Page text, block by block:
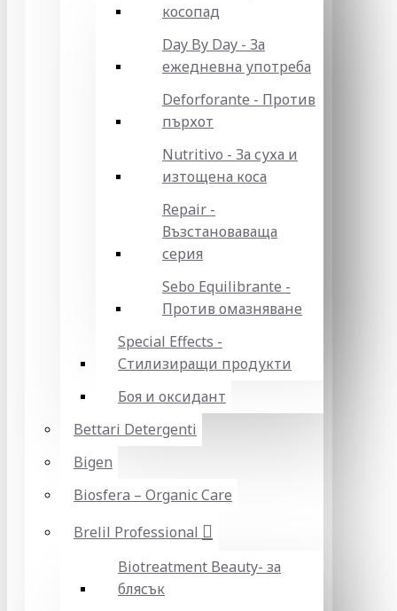
косопад
Day By Day - За
ежедневна употреба
Deforforante - Против
пърхот
Nutritivo - За суха и
изтощена коса
Repair -
Възстановаваща
серия
Sebo Equilibrante -
Против омазняване
Special Effects -
Стилизиращи продукти
Боя и оксидант
Bettari Detergenti
Bigen
Biosfera – Organic Care
Brelil Professional
Biotreatment Beauty- за
блясък